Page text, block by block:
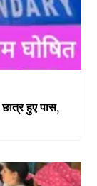
हुए पास,